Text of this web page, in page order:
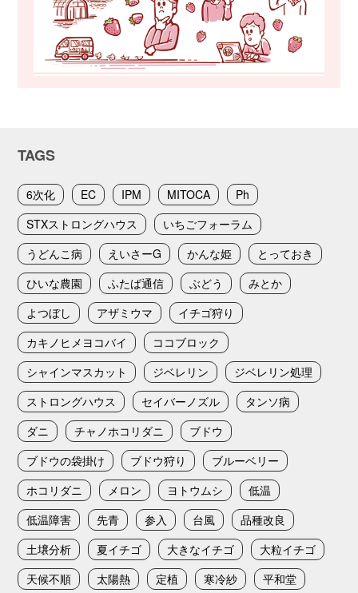
TAGS
6次化 EC IPM MITOCA
Ph
STXストロングハウス
いちごフォーラム
うどんこ病
えいさーG かんな姫
とっておき
ひいな農園
ふたば通信 ぶどう
みとか
よつぼし
アザミウマ
イチゴ狩り
カキノヒメヨコバイ
ココブロック
シャインマスカット
ジベレリン
ジベレリン処理
ストロングハウス
セイバーノズル
タンソ病
ダニ
チャノホコリダニ
ブドウ
ブドウの袋掛け
ブドウ狩り
ブルーベリー
ホコリダニ
メロン ヨトウムシ
低温
低温障害
先青 参入 台風
品種改良
土壌分析
夏イチゴ 大きなイチゴ
大粒イチゴ
天候不順
太陽熱 定植 寒冷紗
平和堂